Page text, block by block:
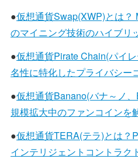
●仮想通貨Swap(XWP)とは？
のマイニング技術のハイブ
●仮想通貨Pirate Chain(パイ
名性に特化したプライバシ
●仮想通貨Banano(バナ～ノ
規模拡大中のファンコインを
●仮想通貨TERA(テラ)とは？
インテリジェントコントラク